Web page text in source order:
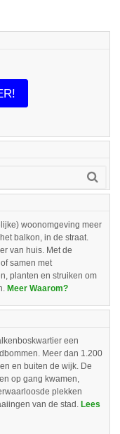
woonomgeving meer
balkon, in de straat.
van huis. Met de
samen met
planten en struiken om
Meer Waarom?
een
Meer dan 1.200
en buiten de wijk. De
op gang kwamen,
plekken
van de stad. Lees